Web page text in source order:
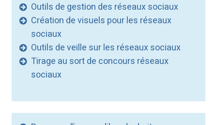
Outils de gestion des réseaux sociaux
Création de visuels pour les réseaux
sociaux
Outils de veille sur les réseaux sociaux
Tirage au sort de concours réseaux
sociaux